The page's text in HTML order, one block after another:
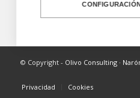
© Copyright - Olivo Consulting ·
Privacidad Cookies